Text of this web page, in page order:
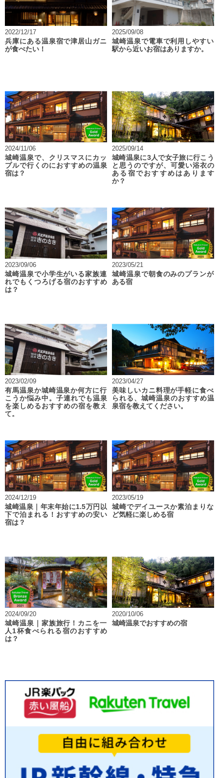
2022/12/17
兵庫にある温泉宿で津居山ガニ
が食べたい！
2025/09/08
城崎温泉で電車で利用しやすい
駅から近いお宿はありますか。
2024/11/06
城崎温泉で、クリスマスにカッ
プルで行くのにおすすめの温泉
宿は？
2025/09/14
城崎温泉に3人で女子旅に行こう
と思うのですが、可愛い浴衣の
ある宿でおすすめはあります
か？
2023/09/06
城崎温泉で小学生がいる家族連
れでもくつろげる宿のおすすめ
は？
2023/05/21
城崎温泉で朝食のみのプランが
ある宿
2023/02/09
有馬温泉か城崎温泉か何方に行
こうか悩み中。子連れでも温泉
を楽しめるおすすめの宿を教え
て。
2023/04/27
美味しいカニ料理が手軽に食べ
られる、城崎温泉のおすすめ温
泉宿を教えてください。
2024/12/19
城崎温泉｜年末年始に1.5万円以
下で泊まれる！おすすめの安い
宿は？
2023/05/19
城崎でデイユースか素泊まりな
ど気軽に楽しめる宿
2024/09/20
城崎温泉｜家族旅行！カニを一
人1杯食べられる宿のおすすめ
は？
2020/10/06
城崎温泉でおすすめの宿